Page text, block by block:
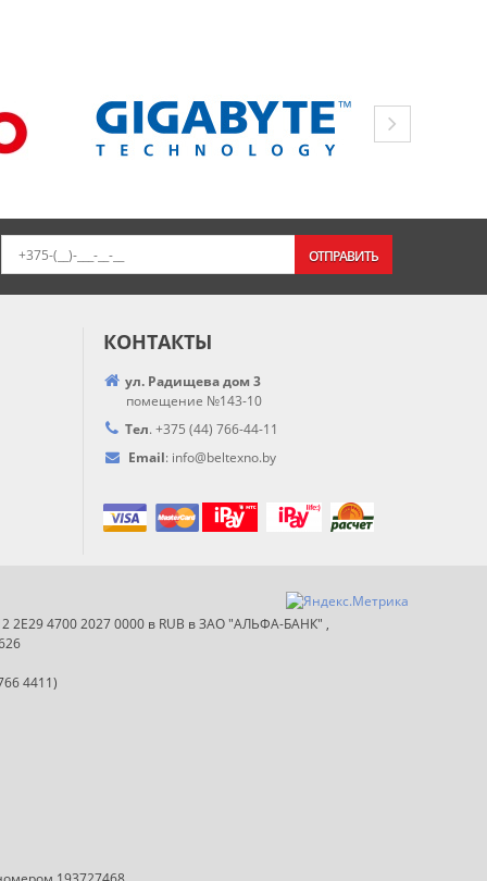
ОТПРАВИТЬ
КОНТАКТЫ
ул. Радищева дом 3
помещение №143-10
Тел. +375 (44) 766-44-11
Email: info@beltexno.by
2E29 4700 2027 0000 в RUB в ЗАО "АЛЬФА-БАНК" ,
4411)